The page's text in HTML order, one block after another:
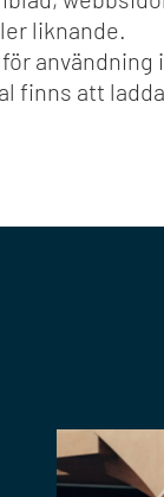
liknande.
användning i
finns att